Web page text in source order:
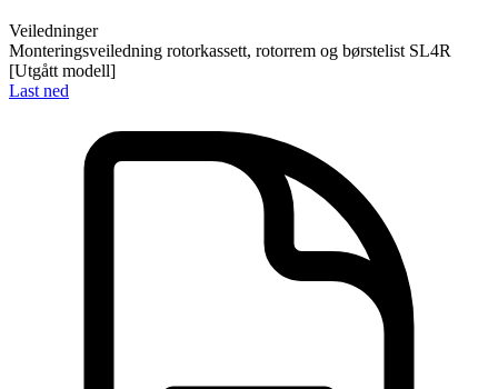
Veiledninger
Monteringsveiledning rotorkassett, rotorrem og børstelist SL4R
[Utgått modell]
Last ned